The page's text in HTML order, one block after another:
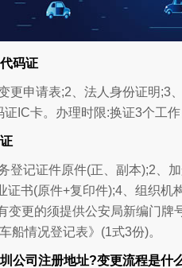
码证
更申请表;2、法人身份证明;3
IC卡。办理时限:换证3个工作
登记证件原件(正、副本);2、
证书(原件+复印件);4、组织机
变更的须提供公安局新编门
船情况登记表》(1式3份)。
公司注册地址?变更流程是什